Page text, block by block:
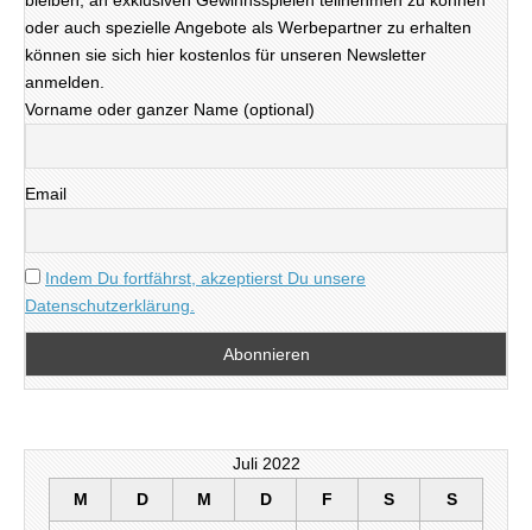
oder auch spezielle Angebote als Werbepartner zu erhalten
können sie sich hier kostenlos für unseren Newsletter
anmelden.
Vorname oder ganzer Name (optional)
Email
Indem Du fortfährst, akzeptierst Du unsere
Datenschutzerklärung.
Juli 2022
M
D M D F S S